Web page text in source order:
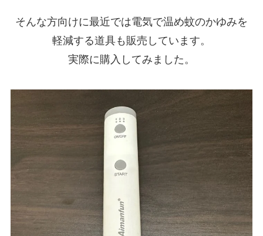
そんな方向けに最近では電気で温め蚊のかゆみを
軽減する道具も販売しています。
実際に購入してみました。